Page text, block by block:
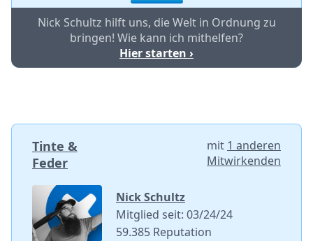
Nick Schultz hilft uns, die Welt in Ordnung zu
bringen! Wie kann ich mithelfen?
Hier starten ›
Tinte &
Feder
mit 1 anderen
Mitwirkenden
Nick Schultz
Mitglied seit: 03/24/24
59.385 Reputation